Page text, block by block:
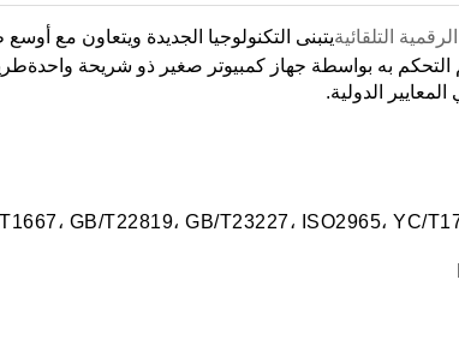
يتبنى التكنولوجيا الجديدة ويتعاون مع
التحكم به بواسطة جهاز كمبيوتر صغير ذو شريحة
الدولية.